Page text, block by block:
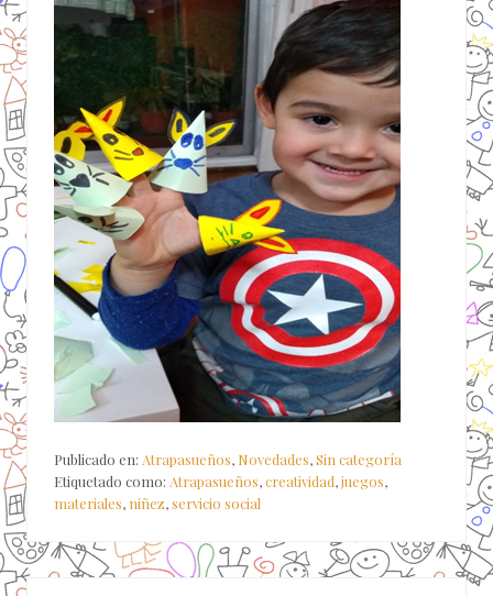
Publicado en: Atrapasueños, Novedades,Sin categoría
Etiquetado como: Atrapasueños,creatividad,juegos,
materiales, niñez,servicio social